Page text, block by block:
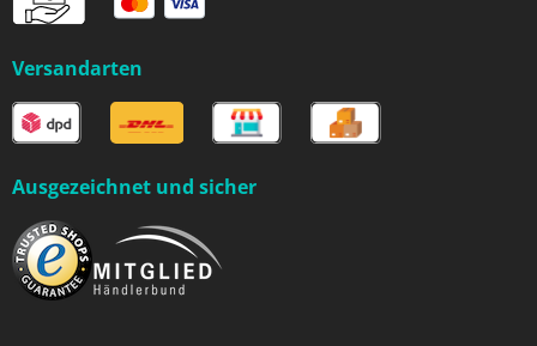
Versandarten
Ausgezeichnet und sicher